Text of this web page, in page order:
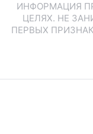
ИНФОРМАЦИЯ
ЦЕЛЯХ. НЕ
ПЕРВЫХ